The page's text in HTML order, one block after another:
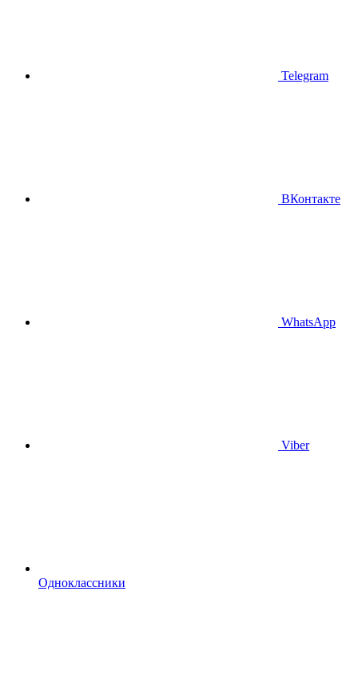
Telegram
ВКонтакте
WhatsApp
Viber
Одноклассники